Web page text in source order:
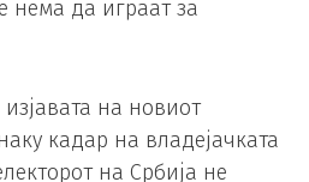
нема да играат за
на новиот
кадар на владејачката
на Србија не